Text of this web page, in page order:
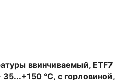
ввинчиваемый, ETF7
°C, с горловиной,